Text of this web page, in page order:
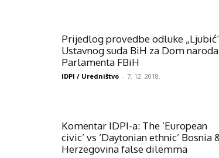
Prijedlog provedbe odluke
Ustavnog suda BiH za Dom naroda
Parlamenta FBiH
IDPI / Uredništvo - 7. 12. 2018.
Komentar IDPI-a: The ‘European
civic’ vs ‘Daytonian ethnic’ Bosnia
Herzegovina false dilemma